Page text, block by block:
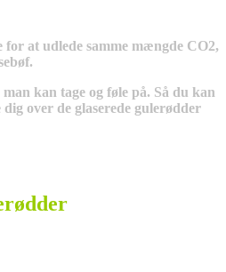
at udlede samme mængde CO2,
kan tage og føle på. Så du kan
over de glaserede gulerødder